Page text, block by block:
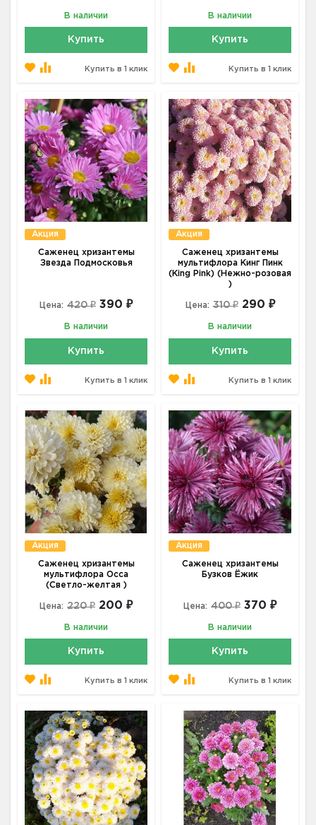
В наличии
Купить
Купить в 1 клик
В наличии
Купить
Купить в 1 клик
Акция
Саженец хризантемы
Звезда Подмосковья
Цена: 420 ₽ 390 ₽
В наличии
Купить
Купить в 1 клик
Акция
Саженец хризантемы
мультифлора Кинг Пинк
(King Pink) (Нежно-розовая
)
Цена: 310 ₽ 290 ₽
В наличии
Купить
Купить в 1 клик
Акция
Саженец хризантемы
мультифлора Осса
(Светло-желтая )
Цена: 220 ₽ 200 ₽
В наличии
Купить
Купить в 1 клик
Акция
Саженец хризантемы
Бузков Ёжик
Цена: 400 ₽ 370 ₽
В наличии
Купить
Купить в 1 клик